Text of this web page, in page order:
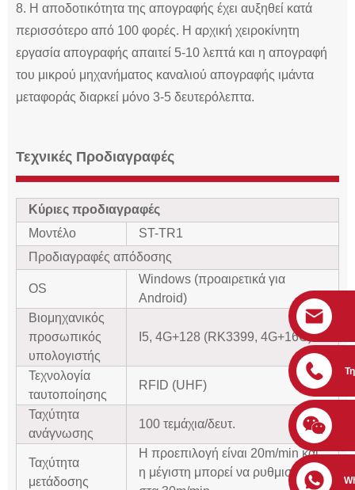
8. Η αποδοτικότητα της απογραφής έχει αυξηθεί κατά
περισσότερο από 100 φορές. Η αρχική χειροκίνητη
εργασία απογραφής απαιτεί 5-10 λεπτά και η απογραφή
του μικρού μηχανήματος καναλιού απογραφής ιμάντα
μεταφοράς διαρκεί μόνο 3-5 δευτερόλεπτα.
Τεχνικές Προδιαγραφές
Κύριες προδιαγραφές
Μοντέλο
ST-TR1
Προδιαγραφές απόδοσης
OS
Windows (προαιρετικά για
Android)
Βιομηχανικός
προσωπικός
υπολογιστής
I5, 4G+128 (RK3399, 4G+16G)
Τεχνολογία
ταυτοποίησης
RFID (UHF)
Ταχύτητα
ανάγνωσης
100 τεμάχια/δευτ.
Ταχύτητα
μετάδοσης
Η προεπιλογή είναι 20m/min και
η μέγιστη μπορεί να ρυθμιστεί